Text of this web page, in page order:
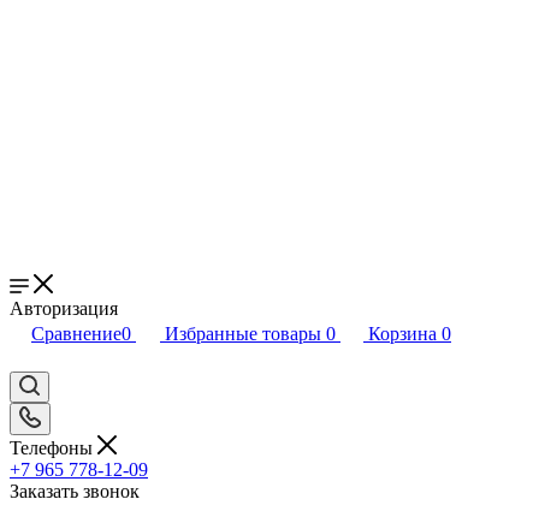
Авторизация
Сравнение0 Избранные товары 0 Корзина 0
Телефоны
+7 965 778-12-09
Заказать звонок